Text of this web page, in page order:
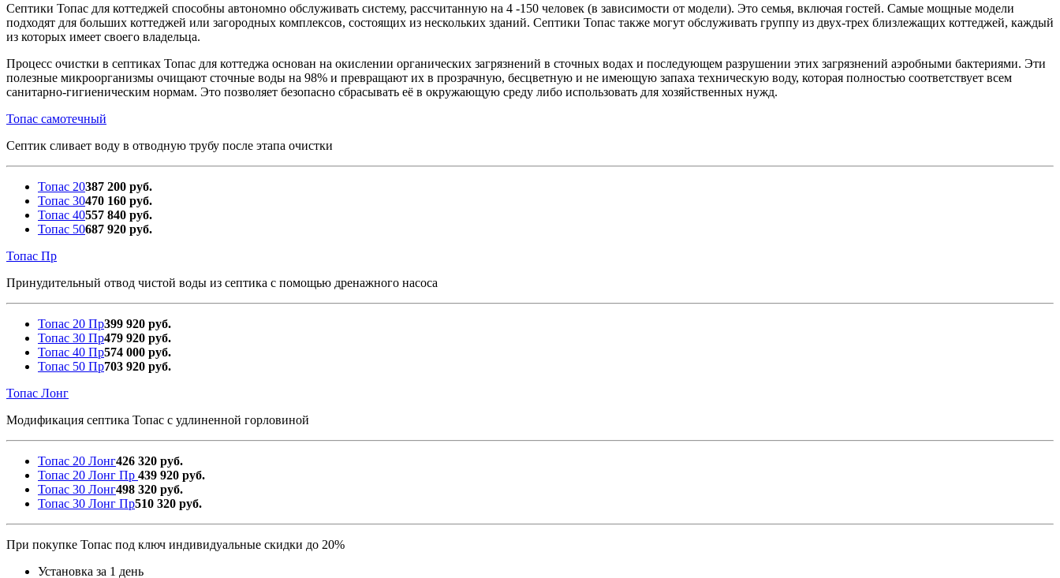
Септики Топас для коттеджей способны автономно обслуживать систему, рассчитанную на 4 -150 человек (в зависимости от модели). Это семья, включая гостей. Самые мощные модели
подходят для больших коттеджей или загородных комплексов, состоящих из нескольких зданий. Септики Топас также могут обслуживать группу из двух-трех близлежащих коттеджей, каждый
из которых имеет своего владельца.
Процесс очистки в септиках Топас для коттеджа основан на окислении органических загрязнений в сточных водах и последующем разрушении этих загрязнений аэробными бактериями. Эти
полезные микроорганизмы очищают сточные воды на 98% и превращают их в прозрачную, бесцветную и не имеющую запаха техническую воду, которая полностью соответствует всем
санитарно-гигиеническим нормам. Это позволяет безопасно сбрасывать её в окружающую среду либо использовать для хозяйственных нужд.
Топас самотечный
Септик сливает воду в отводную трубу после этапа очистки
Топас 20387 200 руб.
Топас 30470 160 руб.
Топас 40557 840 руб.
Топас 50687 920 руб.
Топас Пр
Принудительный отвод чистой воды из септика с помощью дренажного насоса
Топас 20 Пр399 920 руб.
Топас 30 Пр479 920 руб.
Топас 40 Пр574 000 руб.
Топас 50 Пр703 920 руб.
Топас Лонг
Модификация септика Топас с удлиненной горловиной
Топас 20 Лонг426 320 руб.
Топас 20 Лонг Пр 439 920 руб.
Топас 30 Лонг498 320 руб.
Топас 30 Лонг Пр510 320 руб.
При покупке Топас под ключ индивидуальные скидки до 20%
Установка за 1 день